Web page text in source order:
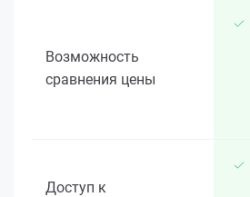
Возможность
сравнения цены
Доступ к